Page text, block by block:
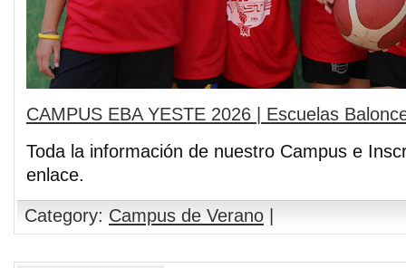
CAMPUS EBA YESTE 2026 | Escuelas
Toda la información de nuestro Campus e
enlace.
Category: Campus de Verano |